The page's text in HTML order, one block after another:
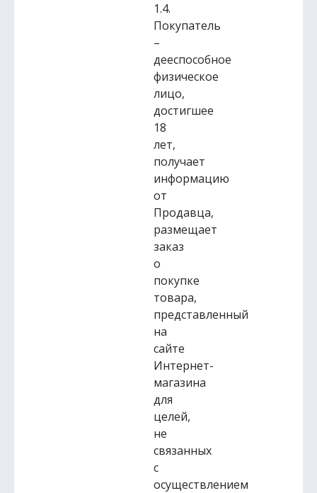
1.4.
Покупатель
–
дееспособное
физическое
лицо,
достигшее
18
лет,
получает
информацию
от
Продавца,
размещает
заказ
о
покупке
товара,
представленный
на
сайте
Интернет-
магазина
для
целей,
не
связанных
с
осуществлением